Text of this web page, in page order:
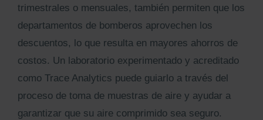
trimestrales o mensuales, también permiten que los
departamentos de bomberos aprovechen los
descuentos, lo que resulta en mayores ahorros de
costos. Un laboratorio experimentado y acreditado
como Trace Analytics puede guiarlo a través del
proceso de toma de muestras de aire y ayudar a
garantizar que su aire comprimido sea seguro.